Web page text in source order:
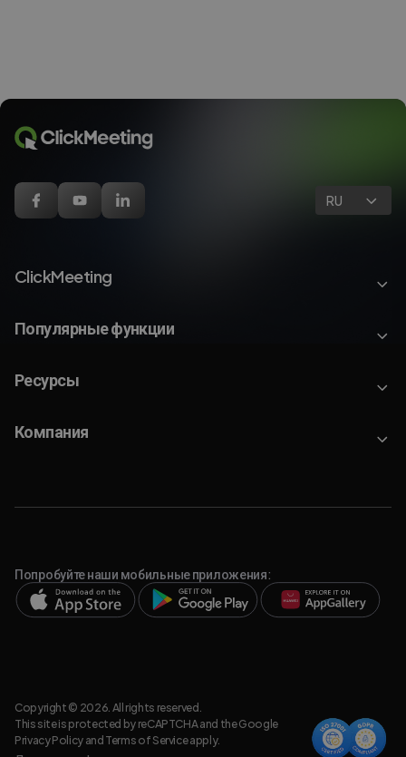
RU
ClickMeeting
Популярные функции
Ресурсы
Компания
Попробуйте наши мобильные приложения:
Copyright © 2026. All rights reserved.
This site is protected by reCAPTCHA and the Google
Privacy Policyand Terms of Serviceapply.